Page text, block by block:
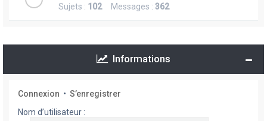
Sujets : 102Messages : 362
Informations
Connexion • S’enregistrer
Nom d’utilisateur :